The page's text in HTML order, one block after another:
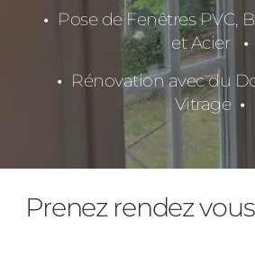
Pose de Fenêtres PVC,
et Acier
Rénovation avec du
Vitrage
Prenez rendez